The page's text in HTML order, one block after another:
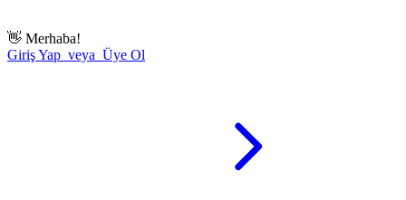
👋 Merhaba!
Giriş Yap veya Üye Ol